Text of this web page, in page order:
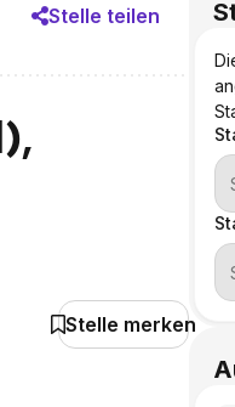
Stelle teilen
Stelle merken